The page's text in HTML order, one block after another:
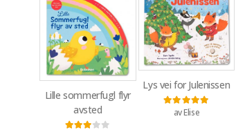
Lille sommerfugl flyr
avsted
Lys vei for Julenissen
Vurdert5
av Elise